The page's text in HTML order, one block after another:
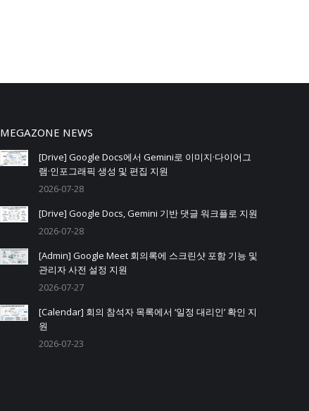
MEGAZONE NEWS
[Drive] Google Docs에서 Gemini로 이미지·다이어그
램·인포그래픽 생성 및 편집 지원
2026-07-28
[Drive] Google Docs, Gemini 기반 댓글 워크플로 지원
2026-07-28
[Admin] Google Meet 회의록에 스크린샷 포함 기능 및
관리자 사전 설정 지원
2026-07-27
[Calendar] 회의 참석자 목록에서 ‘일정 대리인’ 확인 지
원
2026-07-23